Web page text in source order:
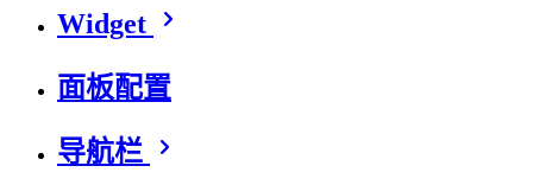
Widget
面板配置
导航栏